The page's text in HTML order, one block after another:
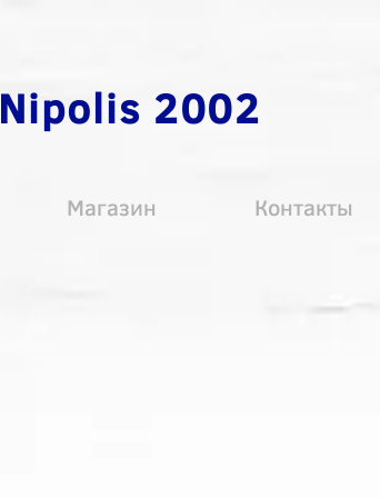
Nipolis 2002
Магазин Контакты